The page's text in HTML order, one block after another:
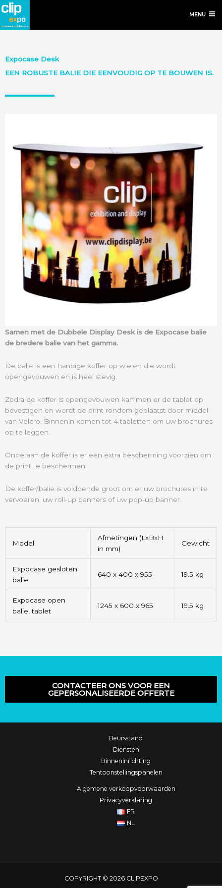
MENU
Expocase Desk
EEN ROBUSTE BALIE DIE EENVOUDIG OP TE BOUWEN IS.
Samen met de Dubbele Display Desk is de Expocase balie
de bredere balie van het gamma.
De balie is een handige koffer op wielen die wordt
opengevouwen en is heel stevig.
Zodra de koffer is opengevouwen kan men er de tablet op
bevestigen en wordt de print rondom geplaatst door middel
van Velcro. Binnenin komen tot 4 tabletten om uw brochures
op te leggen.
Onderaan de koffer is er een extra bescherming voorzien om
de print te beschermen.
De koffer/balie is voldoende groot om er uw brochures in te
vervoeren, uw roll-up banners of uw pop-up banner.
Model
Afmetingen (LxBxH
in mm)
Gewicht
Expocase gesloten
balie
640 x 400 x 955 19.5 kg
Expocase open
balie, tablet
1245 x 600 x 965 19.5 kg
CONTACTEER ONS VOOR EEN
GEPERSONALISEERDE OFFERTE
Beursstand
Diensten
Binneninrichting
Tentoonstellingspanelen
Algemene verkoopvoorwaarden
Privacyverklaring
FR
NL
COPYRIGHT © 2026 CLIPEXPO